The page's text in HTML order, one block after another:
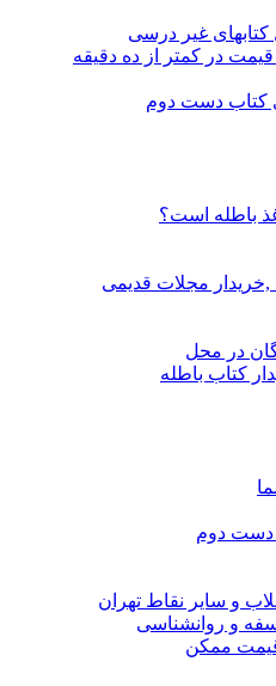
غیر درسی
قیمت در کمتر از ده دقیقه
کتاب دست دوم
باطله است؟
,خریدار مجلات قدیمی
در محل
کتاب باطله
دست دوم
و سایر نقاط تهران
و روانشناسی
قیمت ممکن